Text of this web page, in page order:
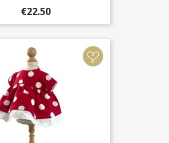
€22.50